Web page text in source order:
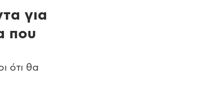
για
που
ότι θα